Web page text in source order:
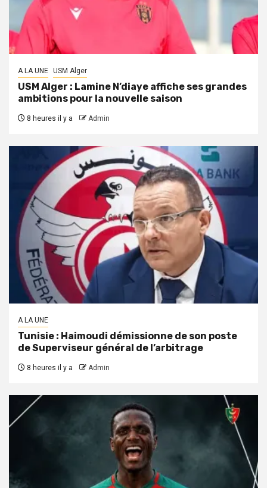
A LA UNE USM Alger
USM Alger : Lamine N’diaye affiche ses grandes
ambitions pour la nouvelle saison
8 heures il y a Admin
A LA UNE
Tunisie : Haimoudi démissionne de son poste
de Superviseur général de l’arbitrage
8 heures il y a Admin